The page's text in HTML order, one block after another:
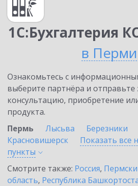
1С:Бухгалтерия
в Перми
Ознакомьтесь с
выберите партнёра и отправьте
консультацию, приобретение
продукта.
Пермь
Лысьва Березники
Красновишерск
Показать все
пункты
Смотрите также: Россия,
область, Республика